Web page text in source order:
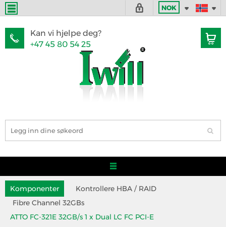
NOK
Kan vi hjelpe deg?
+47 45 80 54 25
Komponenter
Kontrollere HBA / RAID
Fibre Channel 32GBs
ATTO FC-321E 32GB/s 1 x Dual LC FC PCI-E